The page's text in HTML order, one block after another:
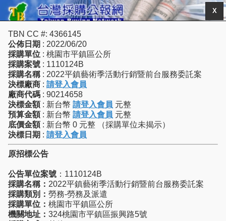
X
TBN CC #: 4366145
公佈日期 : 2022/06/20
採購單位 : 桃園市平鎮區公所
採購案號 : 1110124B
採購名稱 : 2022平鎮藝術季活動行銷暨前台服務委託案
決標廠商 : 請登入會員
廠商代碼 : 90214658
決標金額 : 新台幣 請登入會員 元整
預算金額 : 新台幣 請登入會員 元整
底價金額 : 新台幣 0 元整 （採購單位未揭示）
決標日期 : 請登入會員
原招標公告
公告單位案號 ：1110124B
採購名稱： 2022平鎮藝術季活動行銷暨前台服務委託案
採購類別： 勞務-勞務及派遣
採購單位： 桃園市平鎮區公所
機關地址： 324桃園市平鎮區振興路5號